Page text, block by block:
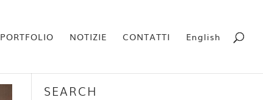
PORTFOLIO NOTIZIE CONTATTI English
SEARCH